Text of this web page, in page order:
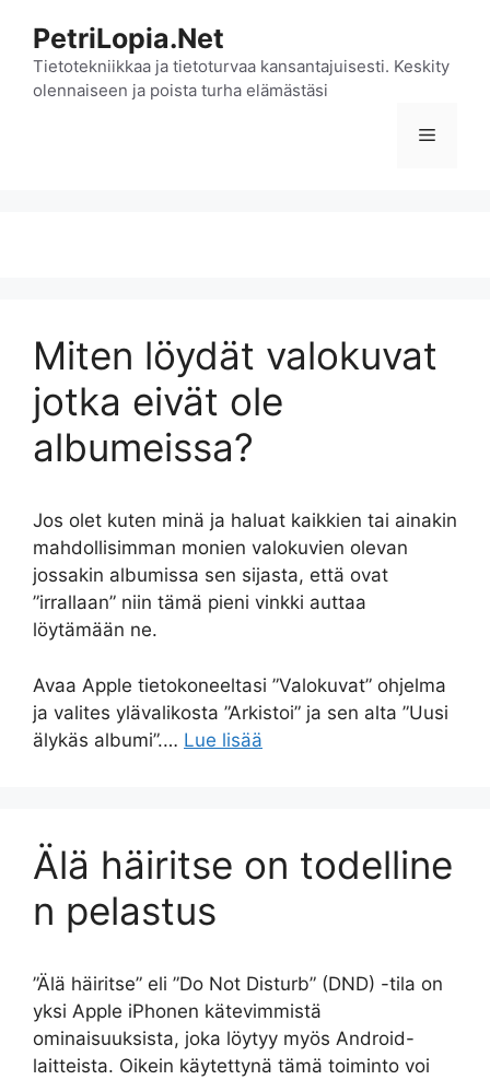
sisältöön
PetriLopia.Net
Tietotekniikkaa ja tietoturvaa kansantajuisesti. Keskity
olennaiseen ja poista turha elämästäsi
Valikko
Miten löydät valokuvat
jotka eivät ole
albumeissa?
Jos olet kuten minä ja haluat kaikkien tai ainakin
mahdollisimman monien valokuvien olevan
jossakin albumissa sen sijasta, että ovat
”irrallaan” niin tämä pieni vinkki auttaa
löytämään ne.
Avaa Apple tietokoneeltasi ”Valokuvat” ohjelma
ja valites ylävalikosta ”Arkistoi” ja sen alta ”Uusi
älykäs albumi”.… Lue lisää
Älä häiritse on todelline
n pelastus
”Älä häiritse” eli ”Do Not Disturb” (DND) -tila on
yksi Apple iPhonen kätevimmistä
ominaisuuksista, joka löytyy myös Android-
laitteista. Oikein käytettynä tämä toiminto voi